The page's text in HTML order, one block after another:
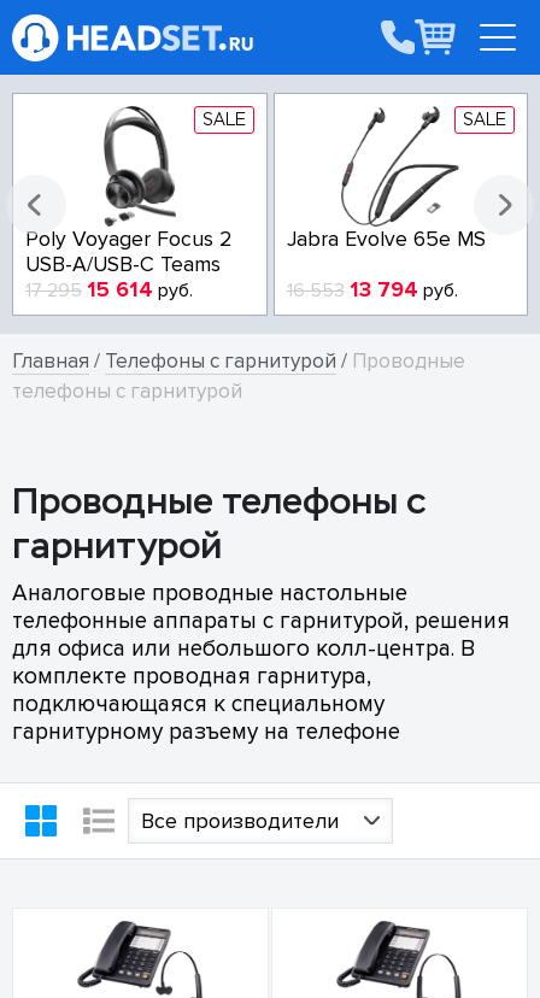
SALE
Poly Voyager Focus 2
USB-A/USB-C Teams
17 295 15 614 руб.
SALE
Jabra Evolve 65e MS
16 553 13 794 руб.
Главная / Телефоны с гарнитурой / Проводные
телефоны с гарнитурой
Проводные телефоны с
гарнитурой
Аналоговые проводные настольные
телефонные аппараты с гарнитурой, решения
для офиса или небольшого колл-центра. В
комплекте проводная гарнитура,
подключающаяся к специальному
гарнитурному разъему на телефоне
Все производители